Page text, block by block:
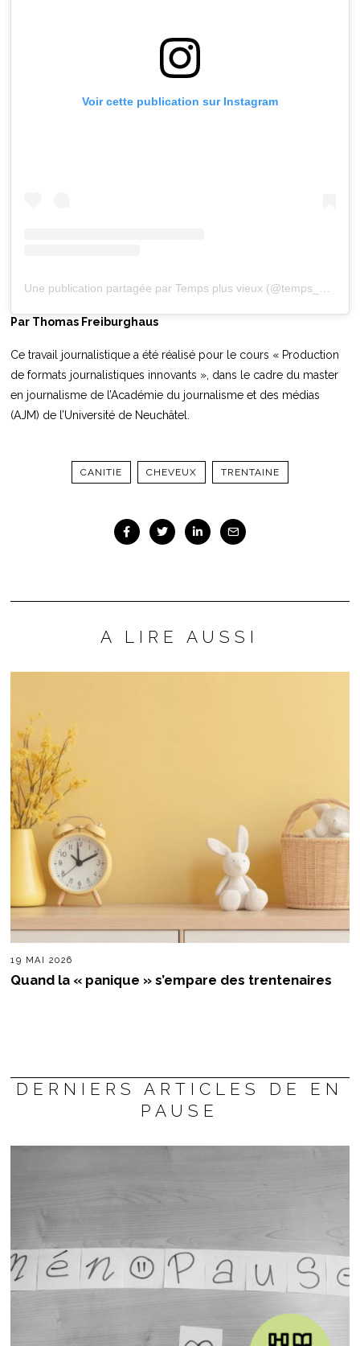
Voir cette publication sur Instagram
Par Thomas Freiburghaus
Ce travail journalistique a été réalisé pour le cours « Production
de formats journalistiques innovants », dans le cadre du master
en journalisme de l’Académie du journalisme et des médias
(AJM) de l’Université de Neuchâtel.
CANITIE CHEVEUX TRENTAINE
A LIRE AUSSI
19 MAI 2026
Quand la « panique » s’empare des trentenaires
DERNIERS ARTICLES DE EN
PAUSE